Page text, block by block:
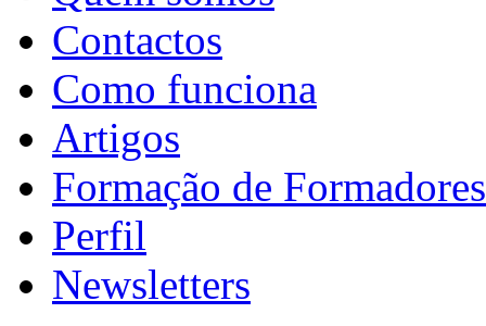
Contactos
Como funciona
Artigos
Formação de Formadores
Perfil
Newsletters